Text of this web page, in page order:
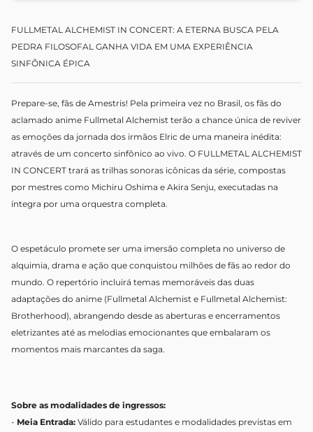
FULLMETAL ALCHEMIST IN CONCERT: A ETERNA BUSCA PELA
PEDRA FILOSOFAL GANHA VIDA EM UMA EXPERIÊNCIA
SINFÔNICA ÉPICA
Prepare-se, fãs de Amestris! Pela primeira vez no Brasil, os fãs do
aclamado anime Fullmetal Alchemist terão a chance única de reviver
as emoções da jornada dos irmãos Elric de uma maneira inédita:
através de um concerto sinfônico ao vivo. O FULLMETAL ALCHEMIST
IN CONCERT trará as trilhas sonoras icônicas da série, compostas
por mestres como Michiru Oshima e Akira Senju, executadas na
íntegra por uma orquestra completa.
O espetáculo promete ser uma imersão completa no universo de
alquimia, drama e ação que conquistou milhões de fãs ao redor do
mundo. O repertório incluirá temas memoráveis das duas
adaptações do anime (Fullmetal Alchemist e Fullmetal Alchemist:
Brotherhood), abrangendo desde as aberturas e encerramentos
eletrizantes até as melodias emocionantes que embalaram os
momentos mais marcantes da saga.
Sobre as modalidades de ingressos:
- Meia Entrada: Válido para estudantes e modalidades previstas em